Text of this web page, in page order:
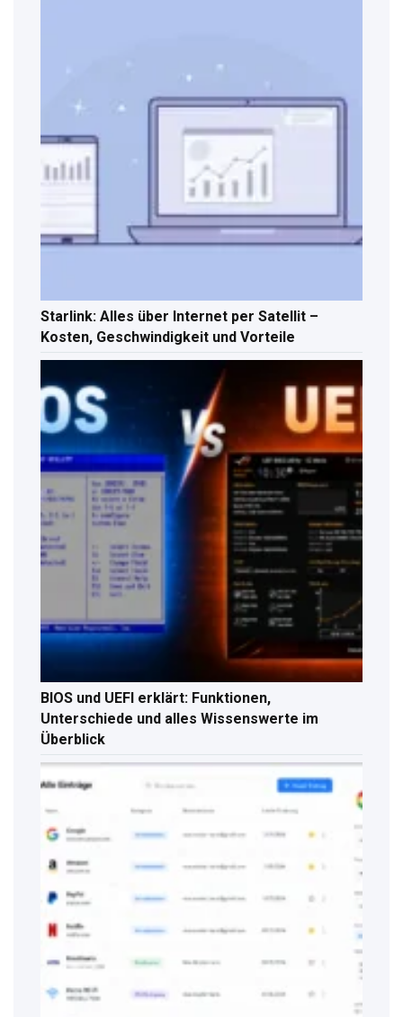
Starlink: Alles über Internet per Satellit –
Kosten, Geschwindigkeit und Vorteile
BIOS und UEFI erklärt: Funktionen,
Unterschiede und alles Wissenswerte im
Überblick